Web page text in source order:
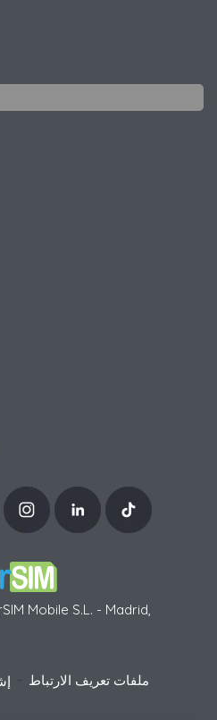
Mobile S.L. - Madrid,
ملفات تعريف الارتباط